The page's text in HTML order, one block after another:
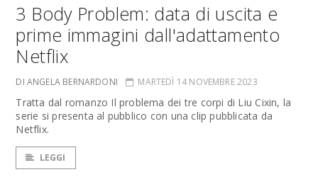
3 Body Problem: data di uscita e
prime immagini dall'adattamento
Netflix
DI ANGELA BERNARDONI MARTEDÌ 14 NOVEMBRE 2023
Tratta dal romanzo Il problema dei tre corpi di Liu Cixin, la
serie si presenta al pubblico con una clip pubblicata da
Netflix.
LEGGI